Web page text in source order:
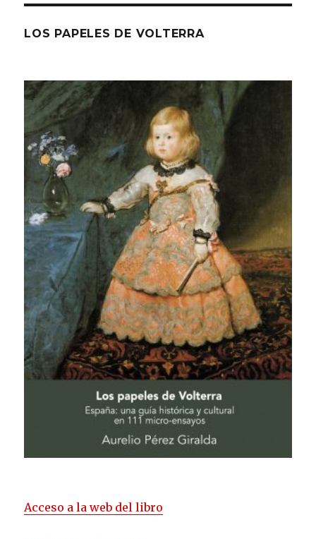
LOS PAPELES DE VOLTERRA
Acceso a la web del libro